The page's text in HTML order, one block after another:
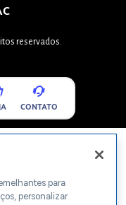
reservados.
CONTATO
para
personalizar